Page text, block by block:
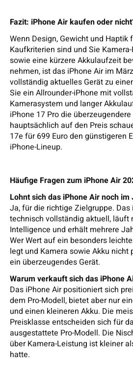
Fazit: iPhone Air kaufen oder
Wenn Design, Gewicht und
Kaufkriterien sind und Sie
sowie eine kürzere Akkulaufzeit
nehmen, ist das iPhone Air im
vollständig aktuelles Gerät zu
Sie ein Allrounder-iPhone mit
Kamerasystem und langer
iPhone 17 Pro die
hauptsächlich auf den Preis
17e für 699 Euro den günstigeren
iPhone-Lineup.
Häufige Fragen zum iPhone Air
Lohnt sich das iPhone Air noch im
Ja, für die richtige Zielgruppe. Das
technisch vollständig aktuell, läuft
Intelligence und erhält mehrere
Wer Wert auf ein besonders
legt und Kamera sowie Akku nicht
ein überzeugendes Gerät.
Warum verkauft sich das iPhone
Das iPhone Air positioniert sich
dem Pro-Modell, bietet aber nur
und einen kleineren Akku. Die
Preisklasse entscheiden sich für
ausgestattete Pro-Modell. Die
über Kamera-Leistung ist kleiner
hatte.